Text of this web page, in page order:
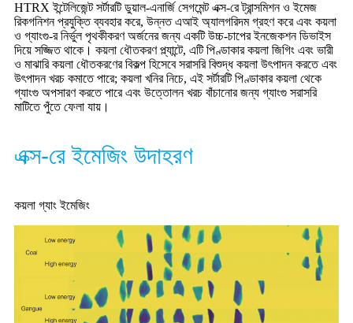
HTRX ইন্টেলিজেন্ট সর্টারটি ডুয়াল-এনার্জি সেগমেন্ট এক্স-রে ট্রান্সমিশন ও ইমেজ
রিকগনিশন প্রযুক্তি ব্যবহার করে, উন্নত এআই অ্যালগরিদম গ্রহণ করে এবং কয়লা
ও গ্যাংগু-র নির্ভুল পৃথকীকরণ অর্জনের জন্য একটি উচ্চ-চাপের ইনজেকশন ডিভাইস
দিয়ে সজ্জিত থাকে। কয়লা ধৌতকরণ প্ল্যান্টে, এটি পিণ্ডাকার কয়লা জিগিং এবং ভারী
ও মাঝারি কয়লা ধৌতকরণের বিকল্প হিসেবে সরাসরি বিশুদ্ধ কয়লা উৎপাদন করতে এবং
উৎপাদন খরচ কমাতে পারে; কয়লা খনির নিচে, এই সর্টারটি পিণ্ডাকার কয়লা থেকে
গ্যাংগু অপসারণ করতে পারে এবং উত্তোলন খরচ বাঁচানোর জন্য গ্যাংগু সরাসরি
মাটিতে পুঁতে ফেলা যায়।
এক্স-রে ইমেজিং উদাহরণ
কয়লা গ্যাং ইমেজিং